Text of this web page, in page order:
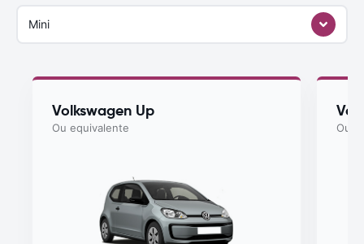
Mini
Volkswagen Up
Ou equivalente Ou